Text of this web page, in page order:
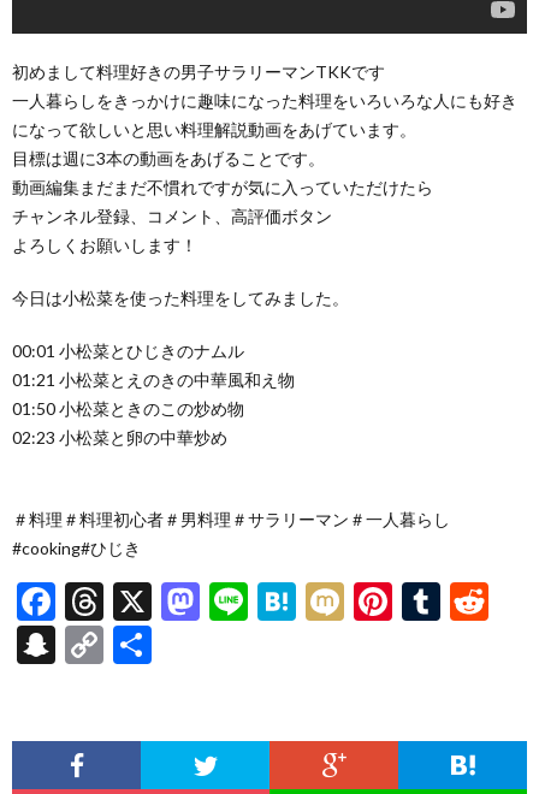
初めまして料理好きの男子サラリーマンTKKです
一人暮らしをきっかけに趣味になった料理をいろいろな人にも好き
になって欲しいと思い料理解説動画をあげています。
目標は週に3本の動画をあげることです。
動画編集まだまだ不慣れですが気に入っていただけたら
チャンネル登録、コメント、高評価ボタン
よろしくお願いします！
今日は小松菜を使った料理をしてみました。
00:01 小松菜とひじきのナムル
01:21 小松菜とえのきの中華風和え物
01:50 小松菜ときのこの炒め物
02:23 小松菜と卵の中華炒め
＃料理＃料理初心者＃男料理＃サラリーマン＃一人暮らし
#cooking#ひじき
F
ac
e
o
T
hr
ea
X
M
o
Li H
a
M Pi
t
T
r
t
S
pc
C